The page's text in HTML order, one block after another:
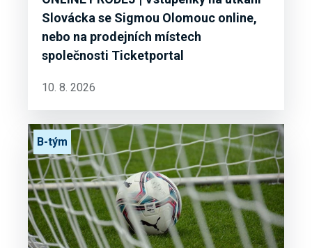
Slovácka se Sigmou Olomouc online,
nebo na prodejních místech
společnosti Ticketportal
10. 8. 2026
B-tým